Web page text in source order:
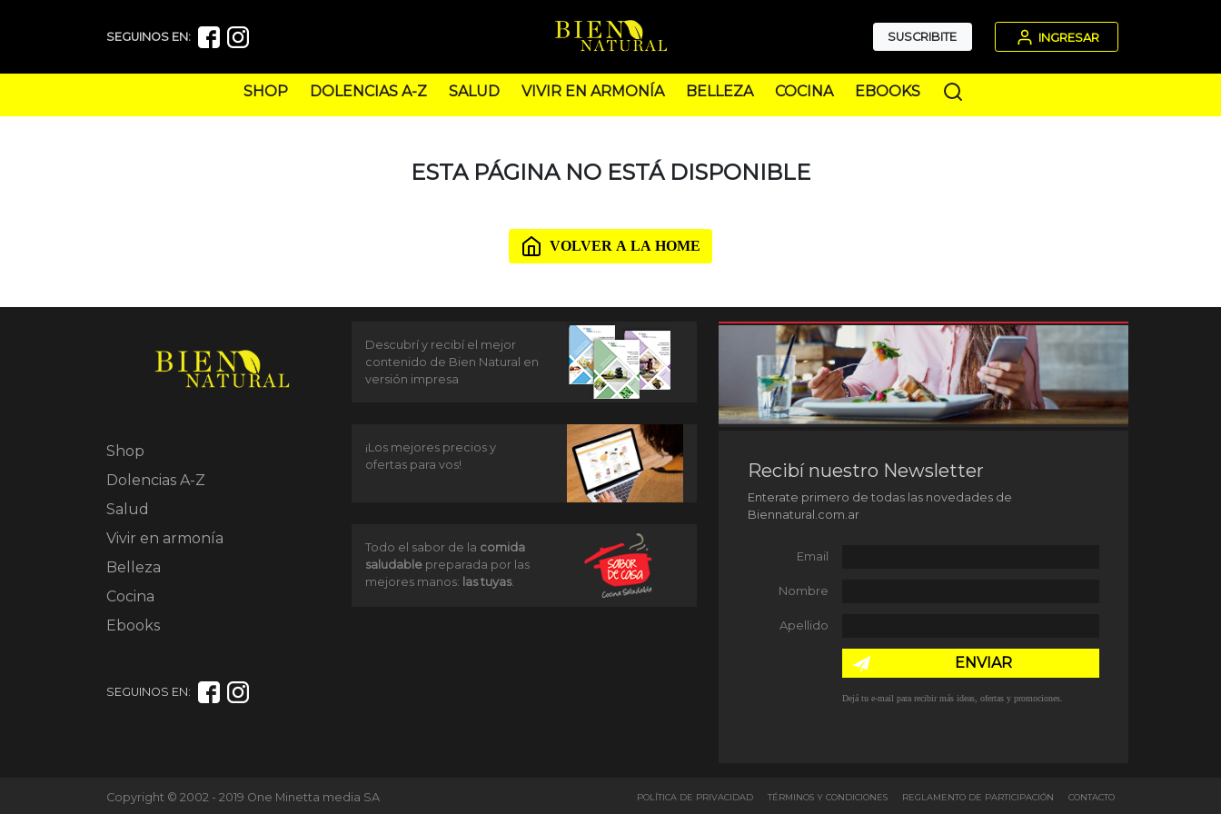
SEGUINOS EN: SUSCRIBITE INGRESAR
SHOP DOLENCIAS A-Z SALUD VIVIR EN ARMONÍA BELLEZA COCINA EBOOKS
ESTA PÁGINA NO ESTÁ DISPONIBLE
VOLVER A LA HOME
Shop
Dolencias A-Z
Salud
Vivir en armonía
Belleza
Cocina
Ebooks
SEGUINOS EN:
Descubrí y recibí el mejor
contenido de Bien Natural en
versión impresa
¡Los mejores precios y
ofertas para vos!
Todo el sabor de la comida
saludable preparada por las
mejores manos: las tuyas.
Recibí nuestro Newsletter
Enterate primero de todas las novedades de
Biennatural.com.ar
Email
Nombre
Apellido
ENVIAR
Dejá tu e-mail para recibir más ideas, ofertas y promociones.
Copyright © 2002 - 2019 One Minetta media SA POLÍTICA DE PRIVACIDAD TÉRMINOS Y CONDICIONES REGLAMENTO DE PARTICIPACIÓN CONTACTO